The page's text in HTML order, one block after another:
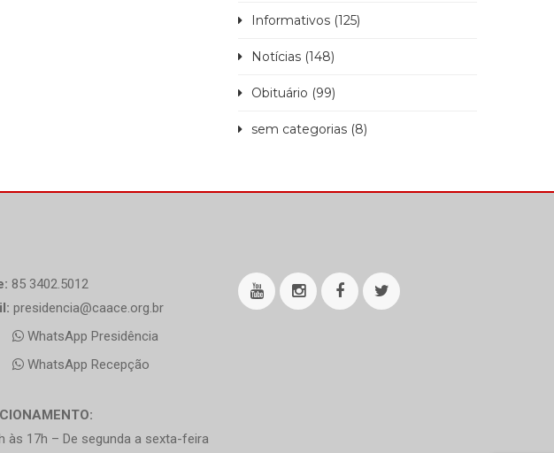
Informativos (125)
Notícias (148)
Obituário (99)
sem categorias (8)
85 3402.5012
presidencia@caace.org.br
WhatsApp Presidência
WhatsApp Recepção
às 17h – De segunda a sexta-feira